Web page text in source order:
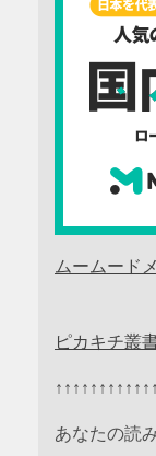
ムームード
ピカキチ叢
あなたの読